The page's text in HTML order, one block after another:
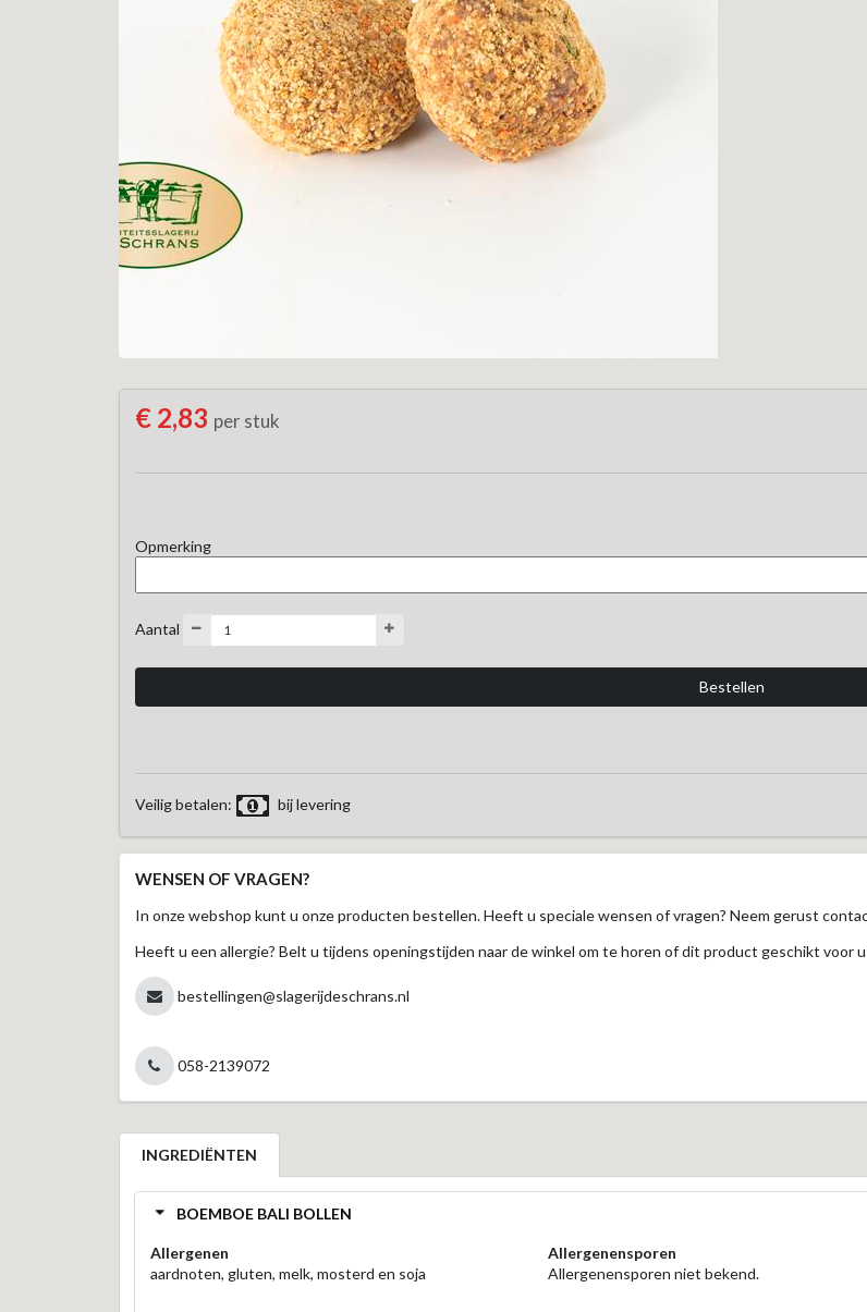
€ 2,83 per stuk
Opmerking
Aantal
Veilig betalen: bij levering
WENSEN OF VRAGEN?
In onze webshop kunt u onze producten bestellen. Heeft u speciale wensen of vragen? Neem gerust
Heeft u een allergie? Belt u tijdens openingstijden naar de winkel om te horen of dit product geschikt voor u
bestellingen@slagerijdeschrans.nl
058-2139072
INGREDIËNTEN
BOEMBOE BALI BOLLEN
Allergenen
aardnoten, gluten, melk, mosterd en soja
Allergenensporen
Allergenensporen niet bekend.